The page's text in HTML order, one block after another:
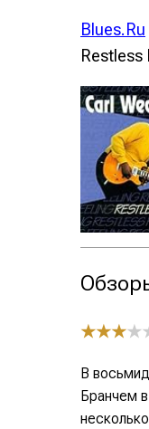
Blues.Ru
Restless
★★★
В
Бранчем